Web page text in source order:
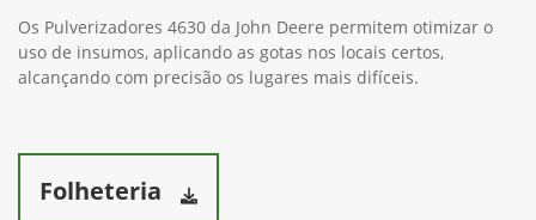
Os Pulverizadores 4630 da John Deere permitem otimizar o
uso de insumos, aplicando as gotas nos locais certos,
alcançando com precisão os lugares mais difíceis.
Folheteria